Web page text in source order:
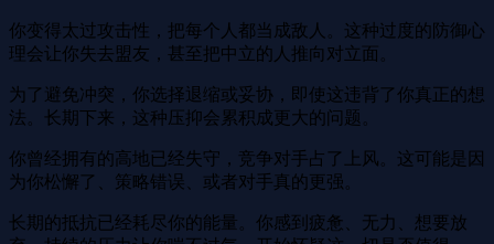
你变得太过攻击性，把每个人都当成敌人。这种过度的防御心
理会让你失去盟友，甚至把中立的人推向对立面。
为了避免冲突，你选择退缩或妥协，即使这违背了你真正的想
法。长期下来，这种压抑会累积成更大的问题。
你曾经拥有的高地已经失守，竞争对手占了上风。这可能是因
为你松懈了、策略错误、或者对手真的更强。
长期的抵抗已经耗尽你的能量。你感到疲惫、无力、想要放